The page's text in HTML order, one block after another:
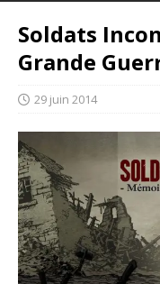
Soldats
Grande
29 juin 2014